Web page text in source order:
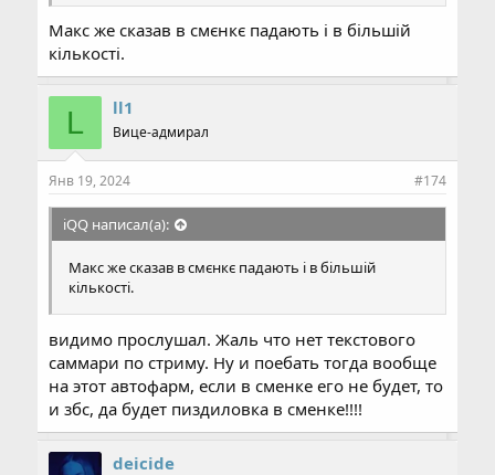
Мне был интересен олимп, как основное, его
актуализируют, для меня уже хорошая обнова,
если теперь больше замотивированных людей
будет ходить на олимп, а тем более если хиро
станет вкуснее чем было.
Касательно ПВЕ, для меня это лишь способ
отвлечься и какое-то место где можно провести
какое-то ПВП не МЯСО НА МЯСО, как на осадах и
прайме, что-то более локальное несколько
человек на несколько человек. Думаю в конце
ещё и в сменке будут эти монетки падать. Да я там
жить буду ПВПшась вне прайма и рб.
Макс же сказав в смєнкє падають і в більшій
кількості.
L ll1
Вице-адмирал
Янв 19, 2024 #174
iQQ написал(а):
Макс же сказав в смєнкє падають і в більшій
кількості.
видимо прослушал. Жаль что нет текстового
саммари по стриму. Ну и поебать тогда вообще
на этот автофарм, если в сменке его не будет, то
и збс, да будет пиздиловка в сменке!!!!
deicide